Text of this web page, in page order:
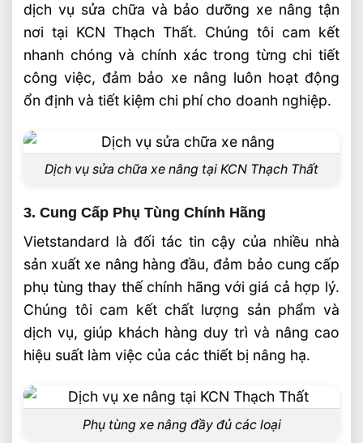
dịch vụ sửa chữa và bảo dưỡng xe nâng tận
nơi tại KCN Thạch Thất. Chúng tôi cam kết
nhanh chóng và chính xác trong từng chi tiết
công việc, đảm bảo xe nâng luôn hoạt động
ổn định và tiết kiệm chi phí cho doanh nghiệp.
Dịch vụ sửa chữa xe nâng tại KCN Thạch Thất
3. Cung Cấp Phụ Tùng Chính Hãng
Vietstandard là đối tác tin cậy của nhiều nhà
sản xuất xe nâng hàng đầu, đảm bảo cung cấp
phụ tùng thay thế chính hãng với giá cả hợp lý.
Chúng tôi cam kết chất lượng sản phẩm và
dịch vụ, giúp khách hàng duy trì và nâng cao
hiệu suất làm việc của các thiết bị nâng hạ.
Phụ tùng xe nâng đầy đủ các loại